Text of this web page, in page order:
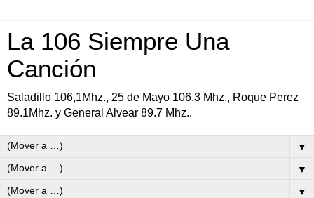
La 106 Siempre Una
Canción
Saladillo 106,1Mhz., 25 de Mayo 106.3 Mhz., Roque Perez
89.1Mhz. y General Alvear 89.7 Mhz..
▼
▼
▼